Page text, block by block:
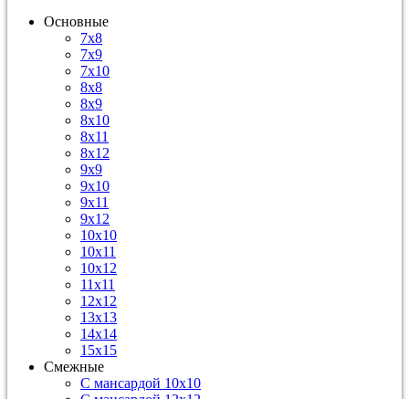
Основные
7х8
7х9
7х10
8х8
8х9
8х10
8х11
8х12
9х9
9х10
9х11
9х12
10х10
10х11
10х12
11х11
12х12
13х13
14х14
15х15
Смежные
С мансардой 10х10